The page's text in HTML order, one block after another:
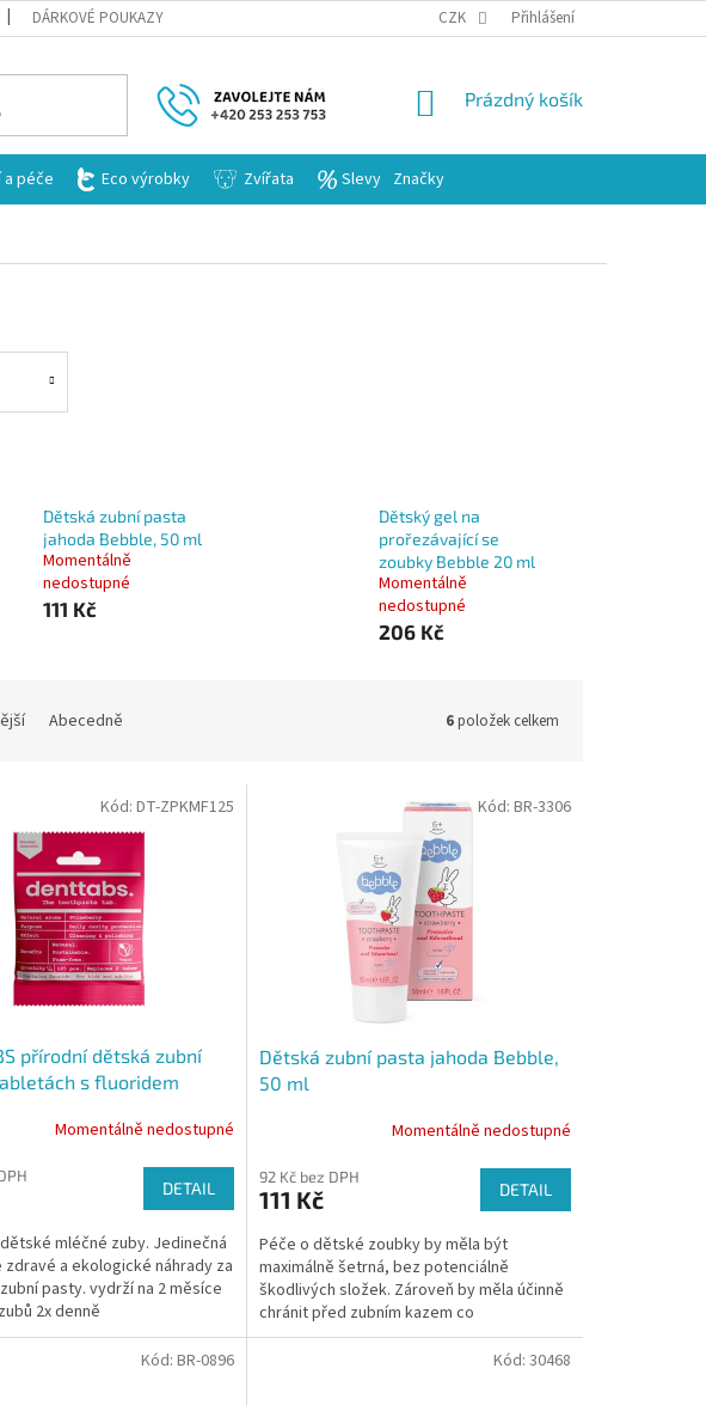
DÁRKOVÉ POUKAZY CZK Přihlášení
NÁKUPNÍ
Prázdný košík
a péče Eco výrobky Zvířata Slevy Značky
Dětská zubní pasta
jahoda Bebble, 50 ml
Momentálně
nedostupné
111 Kč
Dětský gel na
prořezávající se
zoubky Bebble 20 ml
Momentálně
nedostupné
206 Kč
Abecedně 6položek celkem
přírodní dětská zubní
s fluoridem
Momentálně nedostupné
DETAIL
mléčné zuby. Jedinečná
zdravé a ekologické náhrady za
pasty. vydrží na 2 měsíce
2x denně
škodlivé...
Kód: DT-ZPKMF125
Dětská zubní pasta jahoda Bebble,
50 ml
Momentálně nedostupné
92 Kč bez DPH
111 Kč DETAIL
Péče o dětské zoubky by měla být
maximálně šetrná, bez potenciálně
škodlivých složek. Zároveň by měla účinně
chránit před zubním kazem co
nejpřirozenější cestou. Nabízíme vám...
Kód: BR-3306
Kód: BR-0896 Kód: 30468